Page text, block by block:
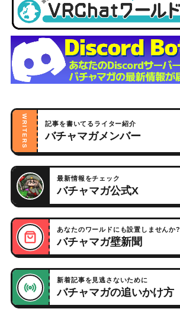
WRITERS 記事を書いてるライター紹介
バチャマガメンバー
最新情報をチェック
バチャマガ公式X
あなたのワールドにも設置しませんか?
バチャマガ壁新聞
新着記事を見逃さないために
バチャマガの追いかけ方